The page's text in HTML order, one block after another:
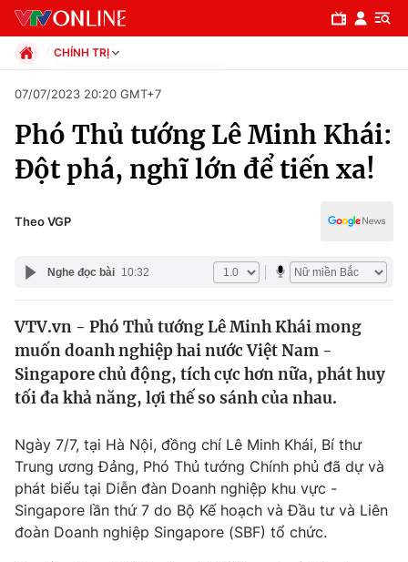
Chuyên mục
Chính trị
Y tế
Thế giới
Thế giới đó đây
Câu chuyện quốc tế
Kinh tế
Tài chính
Thị trường
Dữ liệu và đời sống
CHÍNH TRỊ
Xã hội
Pháp luật
Thể thao
Văn hóa - Giải trí
Đời sống
Giáo dục
07/07/2023 20:20 GMT+7
Phó Thủ tướng Lê Minh Khái:
Đột phá, nghĩ lớn để tiến xa!
Theo VGP
Nghe đọc bài 10:32
VTV.vn - Phó Thủ tướng Lê Minh Khái mong
muốn doanh nghiệp hai nước Việt Nam -
Singapore chủ động, tích cực hơn nữa, phát huy
tối đa khả năng, lợi thế so sánh của nhau.
Ngày 7/7, tại Hà Nội, đồng chí Lê Minh Khái, Bí thư
Trung ương Đảng, Phó Thủ tướng Chính phủ đã dự và
phát biểu tại Diễn đàn Doanh nghiệp khu vực -
Singapore lần thứ 7 do Bộ Kế hoạch và Đầu tư và Liên
đoàn Doanh nghiệp Singapore (SBF) tổ chức.